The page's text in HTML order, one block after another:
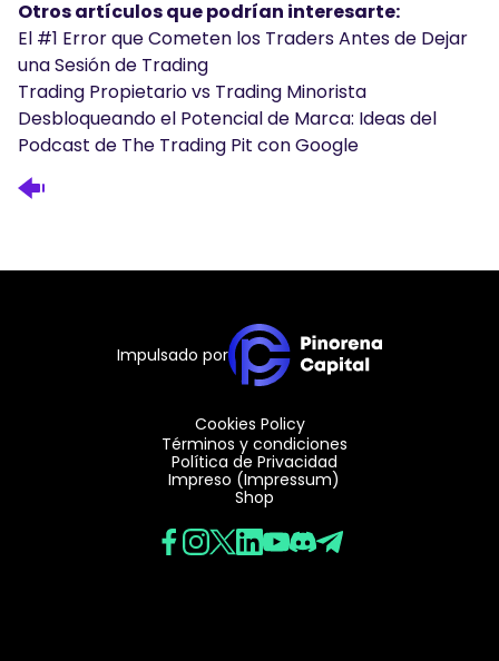
Otros artículos que podrían interesarte:
El #1 Error que Cometen los Traders Antes de Dejar
una Sesión de Trading
Trading Propietario vs Trading Minorista
Desbloqueando el Potencial de Marca: Ideas del
Podcast de The Trading Pit con Google
Impulsado por
Cookies Policy
Términos y condiciones
Política de Privacidad
Impreso (Impressum)
Shop